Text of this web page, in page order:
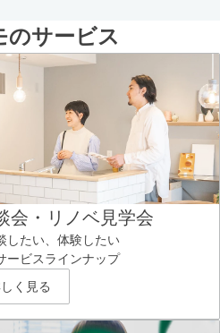
のサービス
会・リノベ見学会
したい、体験したい
ービスラインナップ
く見る